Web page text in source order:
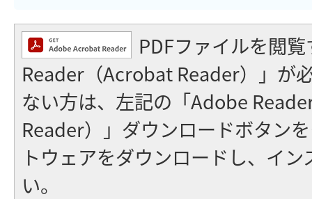
PDFファイルを閲
Reader（Acrobat Reader）」が
ない方は、左記の「Adobe
Reader）」ダウンロードボタン
トウェアをダウンロードし、イ
い。